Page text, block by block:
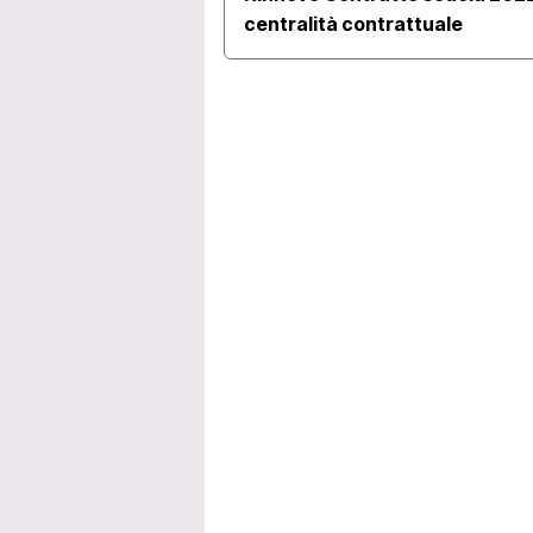
centralità contrattuale